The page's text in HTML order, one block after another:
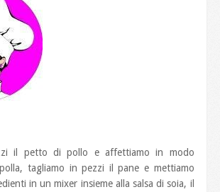
il petto di pollo e affettiamo in modo
tagliamo in pezzi il pane e mettiamo
in un mixer insieme alla salsa di soia, il